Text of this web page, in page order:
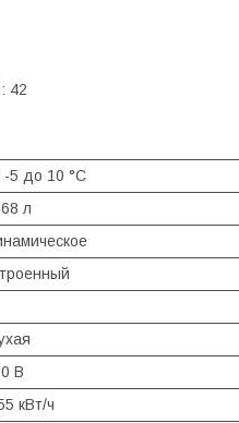
42
-5 до 10 °C
л
В
кВт/ч